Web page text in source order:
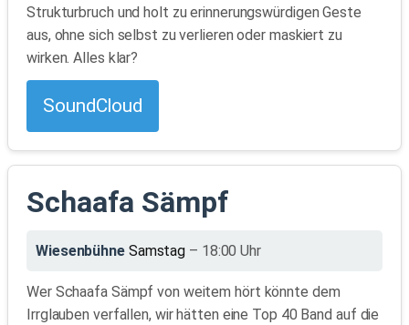
Strukturbruch und holt zu erinnerungswürdigen Geste
aus, ohne sich selbst zu verlieren oder maskiert zu
wirken. Alles klar?
SoundCloud
Schaafa Sämpf
Wiesenbühne Samstag – 18:00 Uhr
Wer Schaafa Sämpf von weitem hört könnte dem
Irrglauben verfallen, wir hätten eine Top 40 Band auf die